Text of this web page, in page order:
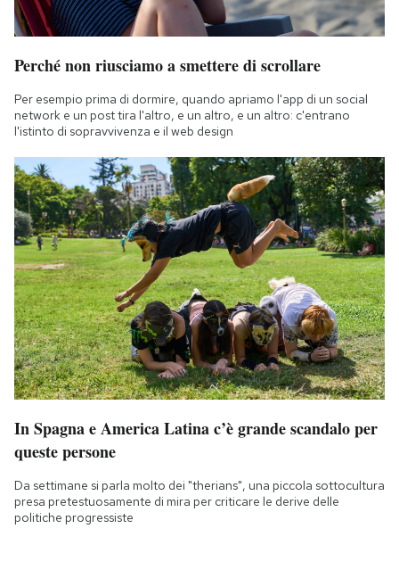
Perché non riusciamo a smettere di scrollare
Per esempio prima di dormire, quando apriamo l'app di un social
network e un post tira l'altro, e un altro, e un altro: c'entrano
l'istinto di sopravvivenza e il web design
In Spagna e America Latina c’è grande scandalo per
queste persone
Da settimane si parla molto dei "therians", una piccola sottocultura
presa pretestuosamente di mira per criticare le derive delle
politiche progressiste